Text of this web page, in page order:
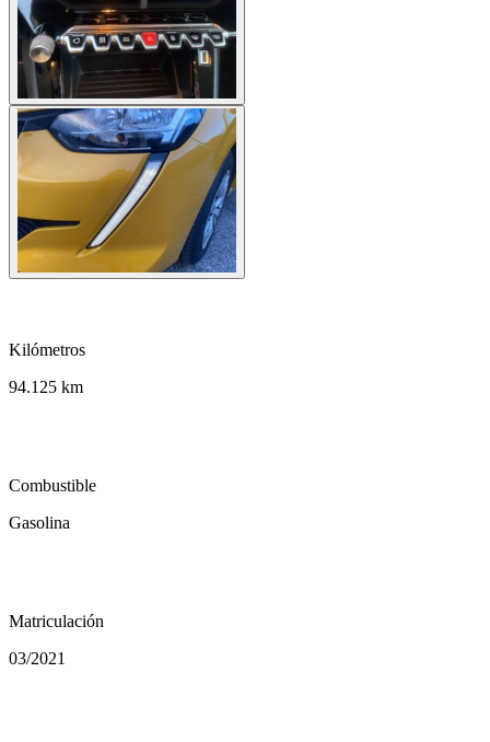
Kilómetros
94.125 km
Combustible
Gasolina
Matriculación
03/2021